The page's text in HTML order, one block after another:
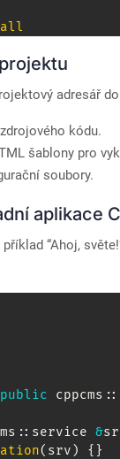
adresář
kódu.
šablony pro
soubory.
aplikace
“Ahoj,
public cppcms ::
:: service &
( srv ) { }